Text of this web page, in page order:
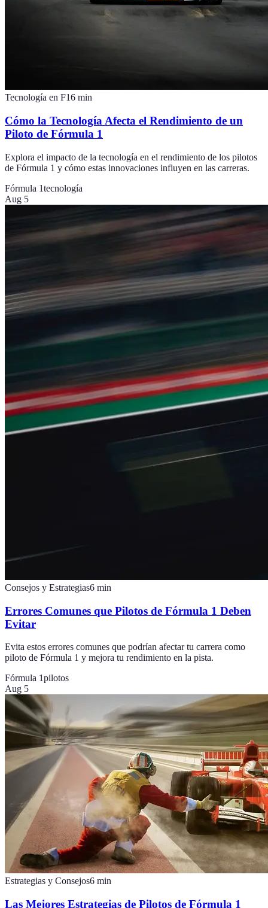
Tecnología en F16 min
Cómo la Tecnología Afecta el Rendimiento de un
Piloto de Fórmula 1
Explora el impacto de la tecnología en el rendimiento de los pilotos
de Fórmula 1 y cómo estas innovaciones influyen en las carreras.
Fórmula 1tecnología
Aug 5
Consejos y Estrategias6 min
Errores Comunes que Pilotos de Fórmula 1 Deben
Evitar
Evita estos errores comunes que podrían afectar tu carrera como
piloto de Fórmula 1 y mejora tu rendimiento en la pista.
Fórmula 1pilotos
Aug 5
Estrategias y Consejos6 min
Las Mejores Estrategias de Pilotos de Fórmula 1